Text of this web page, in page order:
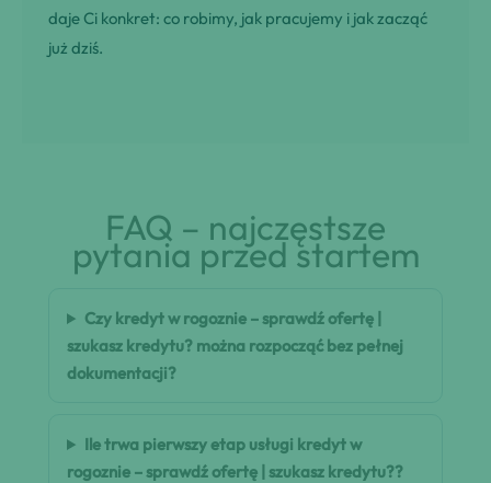
daje Ci konkret: co robimy, jak pracujemy i jak zacząć
już dziś.
FAQ – najczęstsze
pytania przed startem
Czy kredyt w rogoznie – sprawdź ofertę |
szukasz kredytu? można rozpocząć bez pełnej
dokumentacji?
Ile trwa pierwszy etap usługi kredyt w
rogoznie – sprawdź ofertę | szukasz kredytu??